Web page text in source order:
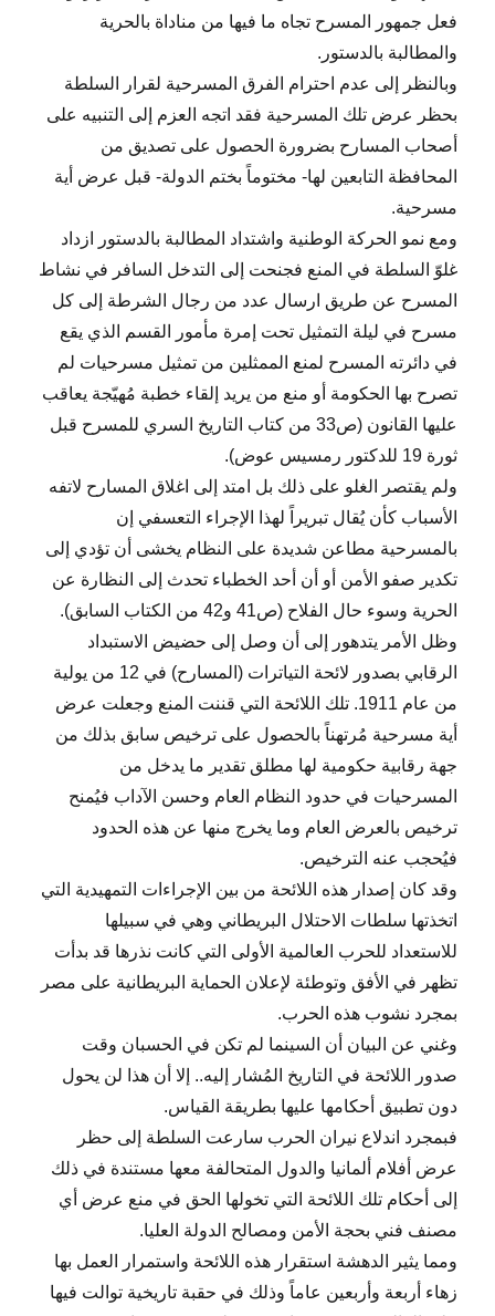
فعل جمهور المسرح تجاه ما فيها من مناداة بالحرية
والمطالبة بالدستور.
وبالنظر إلى عدم احترام الفرق المسرحية لقرار السلطة
بحظر عرض تلك المسرحية فقد اتجه العزم إلى التنبيه على
أصحاب المسارح بضرورة الحصول على تصديق من
المحافظة التابعين لها- مختوماً بختم الدولة- قبل عرض أية
مسرحية.
ومع نمو الحركة الوطنية واشتداد المطالبة بالدستور ازداد
غلوّ السلطة في المنع فجنحت إلى التدخل السافر في نشاط
المسرح عن طريق ارسال عدد من رجال الشرطة إلى كل
مسرح في ليلة التمثيل تحت إمرة مأمور القسم الذي يقع
في دائرته المسرح لمنع الممثلين من تمثيل مسرحيات لم
تصرح بها الحكومة أو منع من يريد إلقاء خطبة مُهيّجة يعاقب
عليها القانون (ص33 من كتاب التاريخ السري للمسرح قبل
ثورة 19 للدكتور رمسيس عوض).
ولم يقتصر الغلو على ذلك بل امتد إلى اغلاق المسارح لاتفه
الأسباب كأن يُقال تبريراً لهذا الإجراء التعسفي إن
بالمسرحية مطاعن شديدة على النظام يخشى أن تؤدي إلى
تكدير صفو الأمن أو أن أحد الخطباء تحدث إلى النظارة عن
الحرية وسوء حال الفلاح (ص41 و42 من الكتاب السابق).
وظل الأمر يتدهور إلى أن وصل إلى حضيض الاستبداد
الرقابي بصدور لائحة التياترات (المسارح) في 12 من يولية
من عام 1911. تلك اللائحة التي قننت المنع وجعلت عرض
أية مسرحية مُرتهناً بالحصول على ترخيص سابق بذلك من
جهة رقابية حكومية لها مطلق تقدير ما يدخل من
المسرحيات في حدود النظام العام وحسن الآداب فيُمنح
ترخيص بالعرض العام وما يخرج منها عن هذه الحدود
فيُحجب عنه الترخيص.
وقد كان إصدار هذه اللائحة من بين الإجراءات التمهيدية التي
اتخذتها سلطات الاحتلال البريطاني وهي في سبيلها
للاستعداد للحرب العالمية الأولى التي كانت نذرها قد بدأت
تظهر في الأفق وتوطئة لإعلان الحماية البريطانية على مصر
بمجرد نشوب هذه الحرب.
وغني عن البيان أن السينما لم تكن في الحسبان وقت
صدور اللائحة في التاريخ المُشار إليه.. إلا أن هذا لن يحول
دون تطبيق أحكامها عليها بطريقة القياس.
فبمجرد اندلاع نيران الحرب سارعت السلطة إلى حظر
عرض أفلام ألمانيا والدول المتحالفة معها مستندة في ذلك
إلى أحكام تلك اللائحة التي تخولها الحق في منع عرض أي
مصنف فني بحجة الأمن ومصالح الدولة العليا.
ومما يثير الدهشة استقرار هذه اللائحة واستمرار العمل بها
زهاء أربعة وأربعين عاماً وذلك في حقبة تاريخية توالت فيها